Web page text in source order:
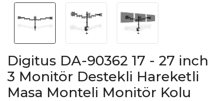
Digitus DA-90362 17 - 27 inch
3 Monitör Destekli Hareketli
Masa Monteli Monitör Kolu